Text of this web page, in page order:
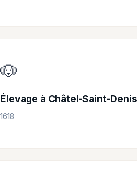
🐶
Élevage à Châtel-Saint-Denis
1618